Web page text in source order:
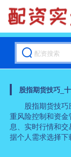
股指期货技巧_
股指期货技
重风险控制和资
息、实时行情和
据个人需求选择下